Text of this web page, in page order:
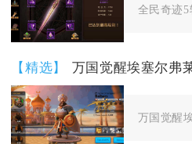
全民奇迹
【精选】 万国觉醒埃塞尔弗
万国觉醒